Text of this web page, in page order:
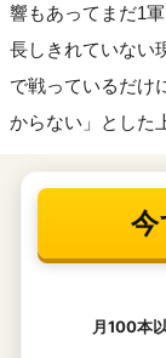
響もあってまだ1
長しきれていない
で戦っているだけ
からない」とした